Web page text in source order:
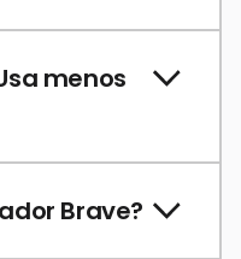
menos
Brave?